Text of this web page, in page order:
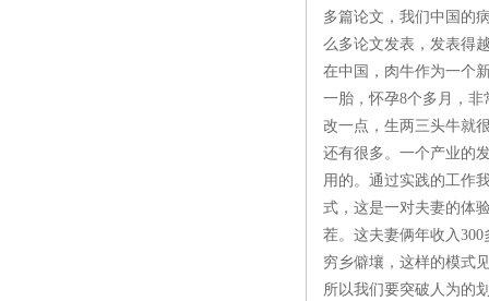
多篇论文，我们中国的
么多论文发表，发表得
在中国，肉牛作为一个
一胎，怀孕8个多月，
改一点，生两三头牛就
还有很多。一个产业的
用的。通过实践的工作
式，这是一对夫妻的体
茬。这夫妻俩年收入
穷乡僻壤，这样的模式
所以我们要突破人为的